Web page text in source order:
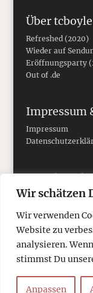
Wir schätzen
Wir verwenden
Website zu
analysieren.
stimmst Du
Anpassen
Über
Refreshed (2020)
Wieder auf
Eröffnungsparty
Out of .de
Impressum
Impressum
Social Media